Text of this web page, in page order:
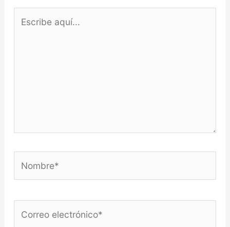
aquí...
electrónico*